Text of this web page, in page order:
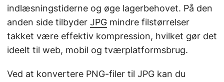
indlæsningstiderne og øge lagerbehovet. På den
anden side tilbyder JPG mindre filstørrelser
takket være effektiv kompression, hvilket gør det
ideelt til web, mobil og tværplatformsbrug.
Ved at konvertere PNG-filer til JPG kan du